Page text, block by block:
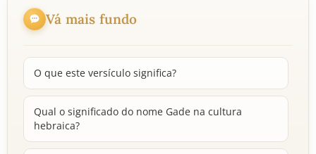
Vá mais fundo
O que este versículo significa?
Qual o significado do nome Gade na cultura
hebraica?